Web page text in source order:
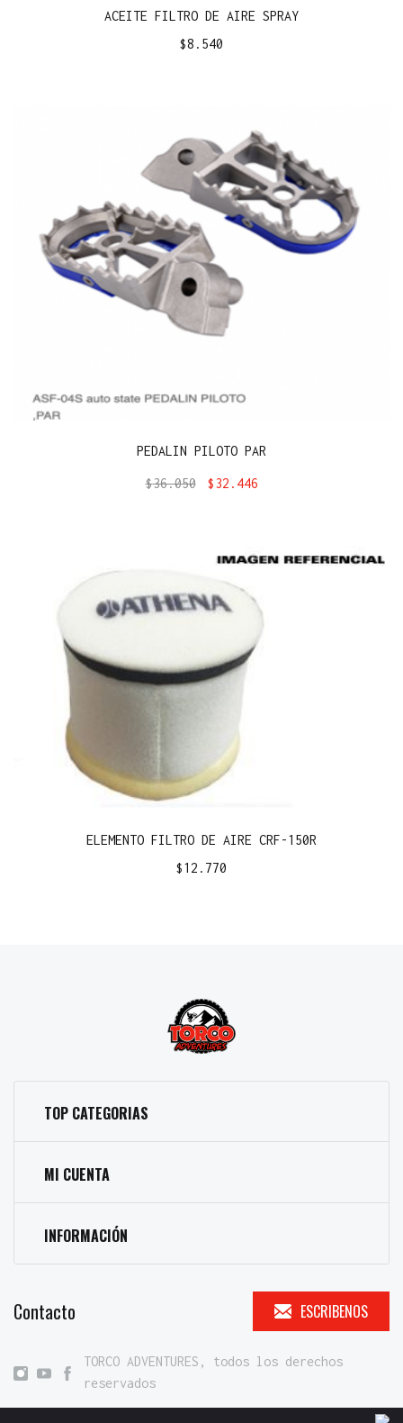
ACEITE FILTRO DE AIRE SPRAY
$8.540
PEDALIN PILOTO PAR
$36.050 $32.446
ELEMENTO FILTRO DE AIRE CRF-150R
$12.770
TOP CATEGORIAS
MI CUENTA
INFORMACIÓN
Contacto ESCRIBENOS
TORCO ADVENTURES, todos los derechos
reservados